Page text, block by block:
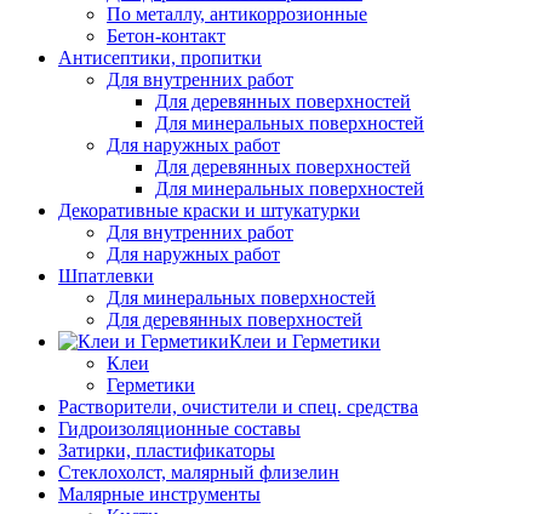
По металлу, антикоррозионные
Бетон-контакт
Антисептики, пропитки
Для внутренних работ
Для деревянных поверхностей
Для минеральных поверхностей
Для наружных работ
Для деревянных поверхностей
Для минеральных поверхностей
Декоративные краски и штукатурки
Для внутренних работ
Для наружных работ
Шпатлевки
Для минеральных поверхностей
Для деревянных поверхностей
Клеи и Герметики
Клеи
Герметики
Растворители, очистители и спец. средства
Гидроизоляционные составы
Затирки, пластификаторы
Стеклохолст, малярный флизелин
Малярные инструменты